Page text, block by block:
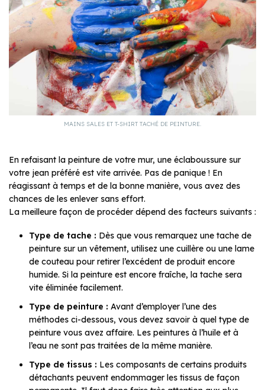
MAINS SALES ET T-SHIRT TACHÉ DE PEINTURE.
En refaisant la peinture de votre mur, une éclaboussure sur
votre jean préféré est vite arrivée. Pas de panique ! En
réagissant à temps et de la bonne manière, vous avez des
chances de les enlever sans effort.
La meilleure façon de procéder dépend des facteurs suivants :
Type de tache : Dès que vous remarquez une tache de
peinture sur un vêtement, utilisez une cuillère ou une lame
de couteau pour retirer l’excédent de produit encore
humide. Si la peinture est encore fraîche, la tache sera
vite éliminée facilement.
Type de peinture : Avant d’employer l’une des
méthodes ci-dessous, vous devez savoir à quel type de
peinture vous avez affaire. Les peintures à l’huile et à
l’eau ne sont pas traitées de la même manière.
Type de tissus : Les composants de certains produits
détachants peuvent endommager les tissus de façon